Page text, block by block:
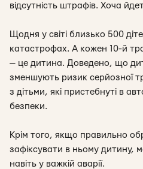
відсутність штрафів. Хоча
Щодня у світі близько 500
катастрофах. А кожен 10-й
— це дитина. Доведено, що
зменшують ризик серйозної
з дітьми, які пристебнуті в
безпеки.
Крім того, якщо правильно
зафіксувати в ньому дитину,
навіть у важкій аварії.